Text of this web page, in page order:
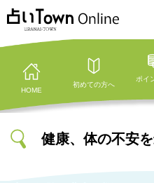
HOME
初めての方へ
ポイ
健康、体の不安